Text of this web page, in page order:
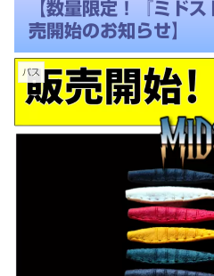
【数量限定！『ミド
売開始のお知らせ】
バス